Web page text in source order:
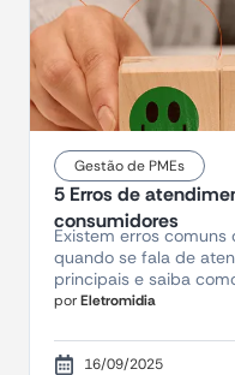
Gestão de PMEs
5 Erros de
consumidores
Existem erros
quando se fala de
principais e saiba
porEletromidia
16/09/2025